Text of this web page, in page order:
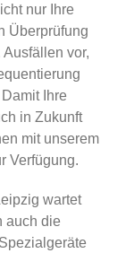
nur Ihre
Überprüfung
Ausfällen vor,
Ihre
in Zukunft
mit unserem
Verfügung.
wartet
auch die